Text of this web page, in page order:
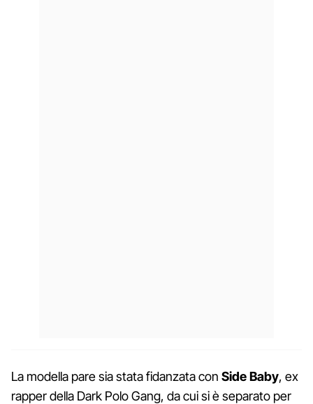
La modella pare sia stata fidanzata con Side Baby, ex
rapper della Dark Polo Gang, da cui si è separato per